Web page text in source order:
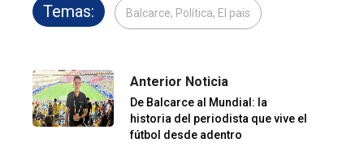
Temas: Balcarce, Política, El pais
Anterior Noticia
De Balcarce al Mundial: la
historia del periodista que vive el
fútbol desde adentro